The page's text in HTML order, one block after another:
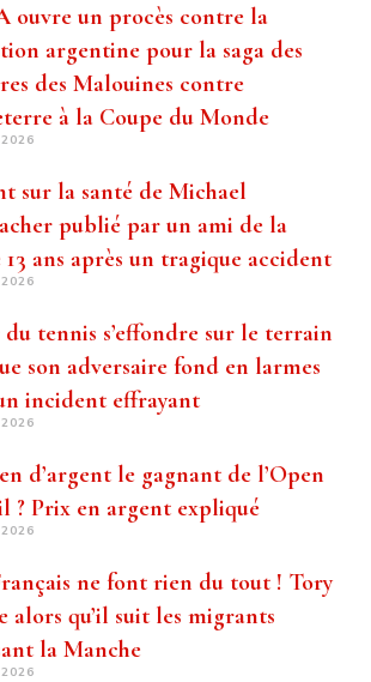
ouvre un procès contre la
argentine pour la saga des
des Malouines contre
à la Coupe du Monde
sur la santé de Michael
publié par un ami de la
ans après un tragique accident
tennis s’effondre sur le terrain
son adversaire fond en larmes
incident effrayant
d’argent le gagnant de l’Open
? Prix ​​en argent expliqué
ne font rien du tout ! Tory
alors qu’il suit les migrants
la Manche